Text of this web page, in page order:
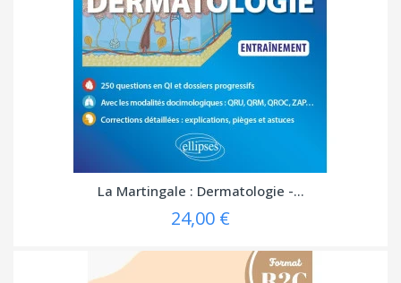
La Martingale : Dermatologie -...
24,00 €